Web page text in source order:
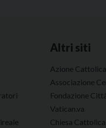
Altri siti
Azione
Associazione
Fondazione
Vatican.va
Chiesa